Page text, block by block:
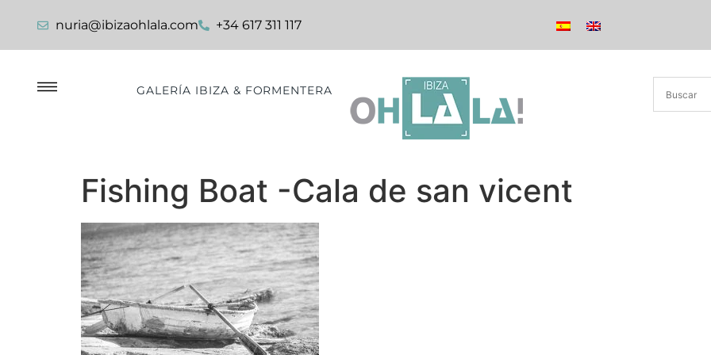
nuria@ibizaohlala.com +34 617 311 117
GALERÍA IBIZA & FORMENTERA
Fishing Boat -Cala de san vicent